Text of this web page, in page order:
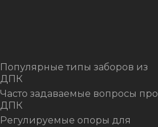
Популярные типы заборов из
ДПК
Часто задаваемые вопросы про
ДПК
Регулируемые опоры для